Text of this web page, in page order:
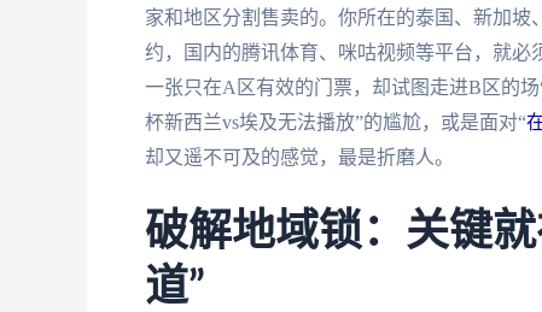
家和地区分割售卖的。你所在的泰国、新加
约，国内的腾讯体育、咪咕视频等平台，就
一张只在A区有效的门票，却试图走进B区的
杯新西兰vs埃及无法播放”的尴尬，或是面对“
却又遥不可及的感觉，最是折磨人。
破解地域锁：关键
道”